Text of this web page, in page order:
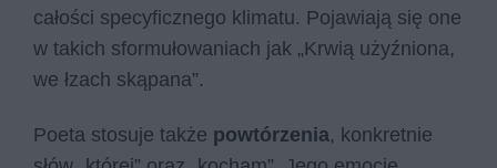
całości specyficznego klimatu. Pojawiają się one
w takich sformułowaniach jak „Krwią użyź­nio­na,
we łzach ską­pa­na”.
Poeta stosuje także powtórzenia, konkretnie